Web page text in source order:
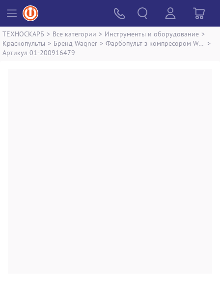
ТЕХНОСКАРБ > Все категории > Инструменты и оборудование >
Краскопульты > Бренд Wagner > Фарбопульт з компресором Wagner w-590 flexio >
Артикул 01-200916479